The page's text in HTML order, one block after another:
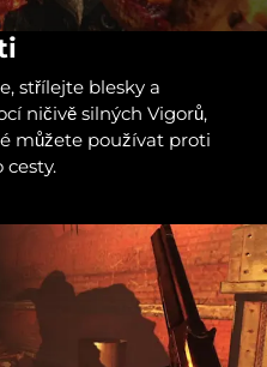
střílejte blesky a
ničivě silných Vigorů,
můžete používat proti